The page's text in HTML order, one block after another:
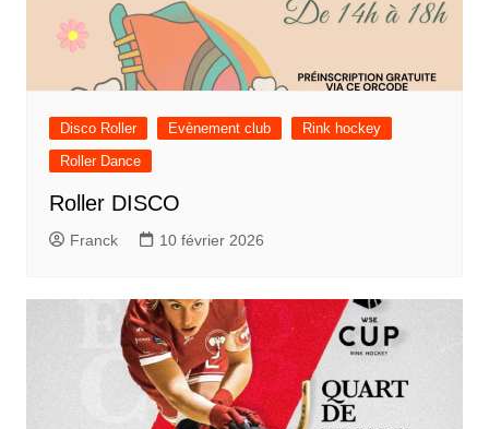
Disco Roller Evènement club
Rink hockey
Roller Dance
Roller DISCO
Franck 10 février 2026